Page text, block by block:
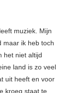
muziek. Mijn
maar ik heb toch
het niet altijd
land is zo veel
uit heeft en voor
kroeg staat te